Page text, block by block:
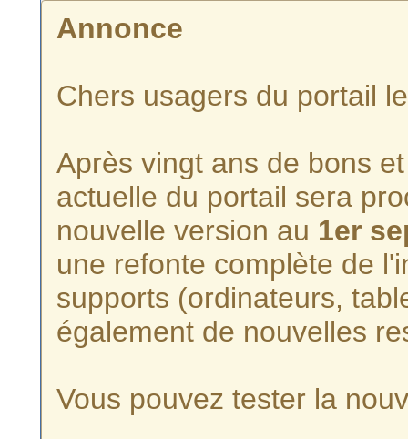
Annonce
Chers usagers du portail
Après vingt ans de bons
actuelle du portail sera
nouvelle version au 1er
une refonte complète de
supports (ordinateurs,
également de nouvelles
Vous pouvez tester la